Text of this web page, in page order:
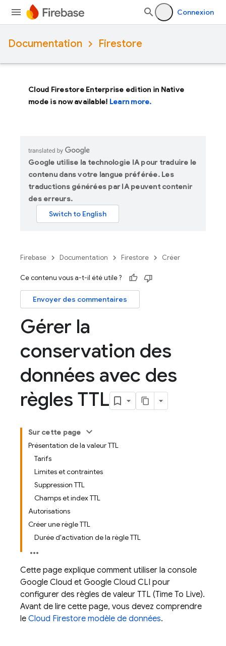
Connexion
Documentation Firestore
Cloud Firestore Enterprise edition in Native
mode is now available! Learn more.
Google utilise la technologie IA pour traduire le
contenu dans votre langue préférée. Les
traductions générées par IA peuvent contenir
des erreurs.
Firebase Documentation Firestore Créer
Ce contenu vous a-t-il été utile ?
Envoyer des commentaires
Gérer la
conservation des
données avec des
règles TTL
Sur cette page
Présentation de la valeur TTL
Tarifs
Limites et contraintes
Suppression TTL
Champs et index TTL
Autorisations
Créer une règle TTL
Durée d'activation de la règle TTL
Cette page explique comment utiliser la console
Google Cloud et Google Cloud CLI pour
configurer des règles de valeur TTL (Time To Live).
Avant de lire cette page, vous devez comprendre
le Cloud Firestore modèle de données.